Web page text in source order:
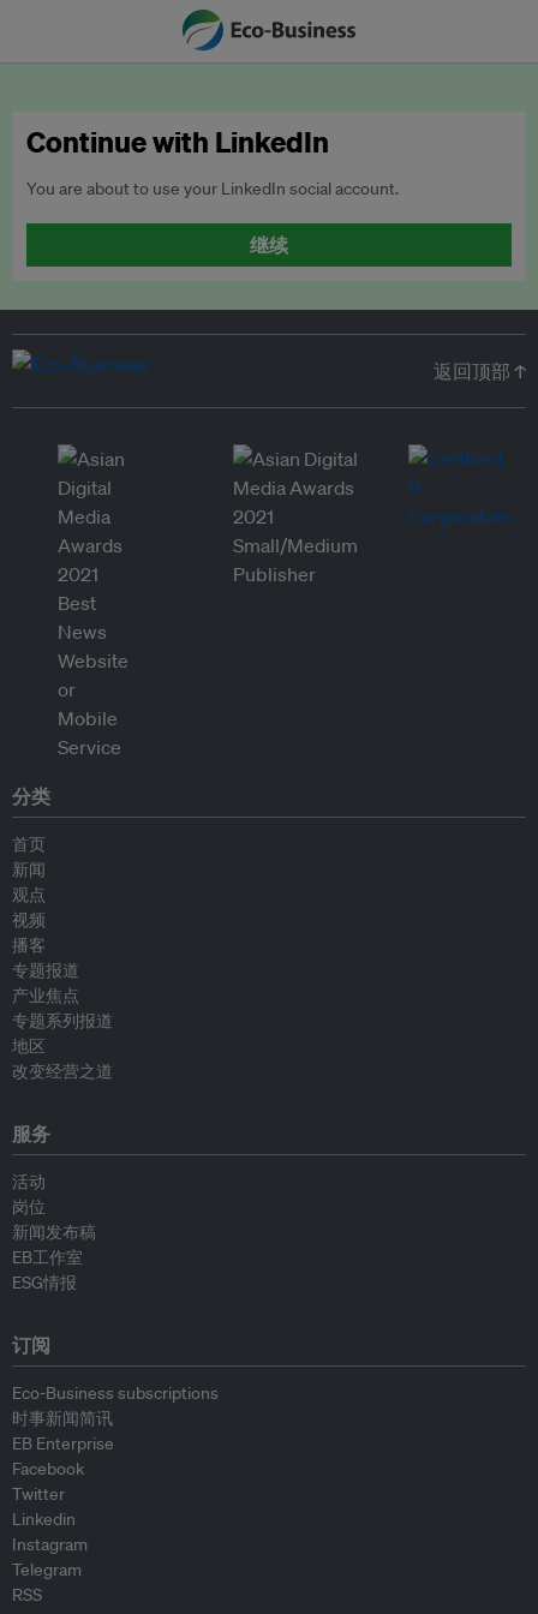
Continue with LinkedIn
You are about to use your LinkedIn social account.
继续
返回顶部 ↑
分类
首页
新闻
观点
视频
播客
专题报道
产业焦点
专题系列报道
地区
改变经营之道
服务
活动
岗位
新闻发布稿
EB工作室
ESG情报
订阅
Eco-Business subscriptions
时事新闻简讯
EB Enterprise
Facebook
Twitter
Linkedin
Instagram
Telegram
RSS